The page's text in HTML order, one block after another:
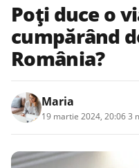
Poți duce o
cumpărând
România?
Maria
19 martie 2024, 20:063